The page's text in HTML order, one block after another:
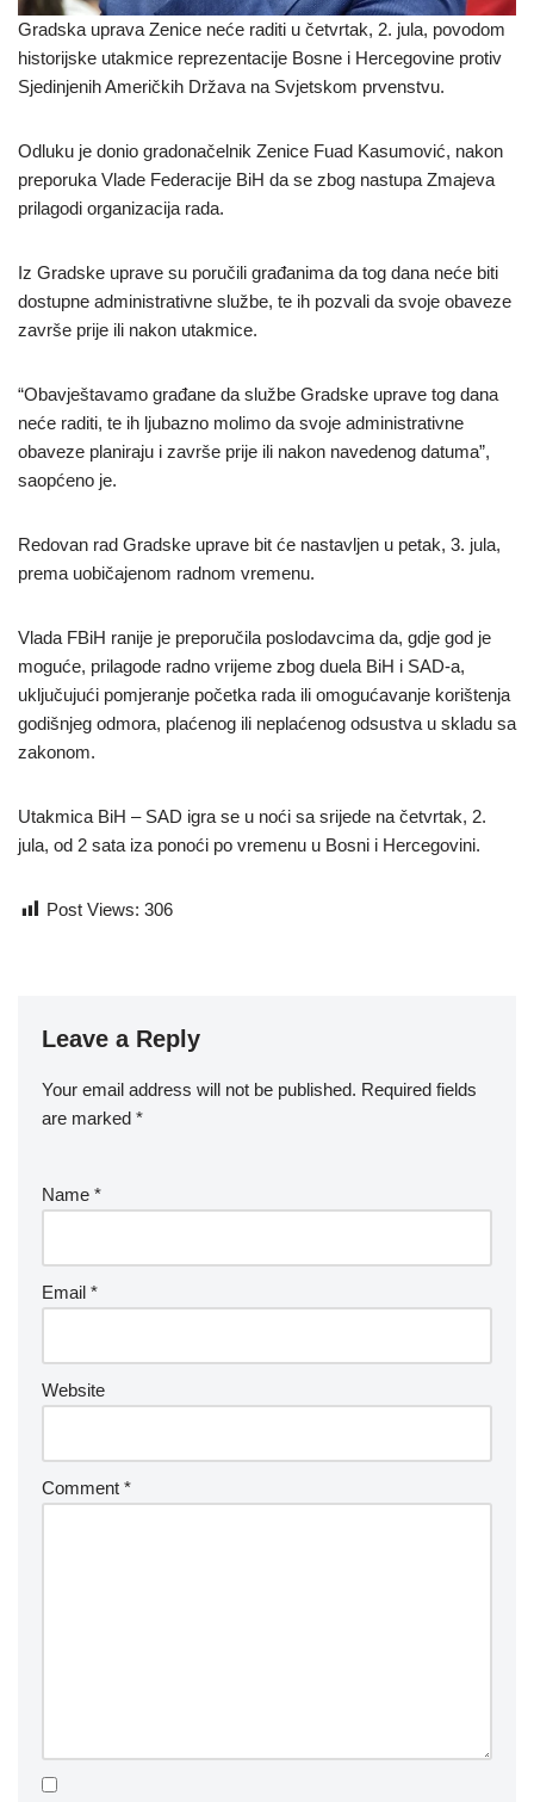
Gradska uprava Zenice neće raditi u četvrtak, 2. jula, povodom
historijske utakmice reprezentacije Bosne i Hercegovine protiv
Sjedinjenih Američkih Država na Svjetskom prvenstvu.
Odluku je donio gradonačelnik Zenice Fuad Kasumović, nakon
preporuka Vlade Federacije BiH da se zbog nastupa Zmajeva
prilagodi organizacija rada.
Iz Gradske uprave su poručili građanima da tog dana neće biti
dostupne administrativne službe, te ih pozvali da svoje obaveze
završe prije ili nakon utakmice.
“Obavještavamo građane da službe Gradske uprave tog dana
neće raditi, te ih ljubazno molimo da svoje administrativne
obaveze planiraju i završe prije ili nakon navedenog datuma”,
saopćeno je.
Redovan rad Gradske uprave bit će nastavljen u petak, 3. jula,
prema uobičajenom radnom vremenu.
Vlada FBiH ranije je preporučila poslodavcima da, gdje god je
moguće, prilagode radno vrijeme zbog duela BiH i SAD-a,
uključujući pomjeranje početka rada ili omogućavanje korištenja
godišnjeg odmora, plaćenog ili neplaćenog odsustva u skladu sa
zakonom.
Utakmica BiH – SAD igra se u noći sa srijede na četvrtak, 2.
jula, od 2 sata iza ponoći po vremenu u Bosni i Hercegovini.
Post Views: 306
Leave a Reply
Your email address will not be published. Required fields
are marked *
Name *
Email *
Website
Comment *